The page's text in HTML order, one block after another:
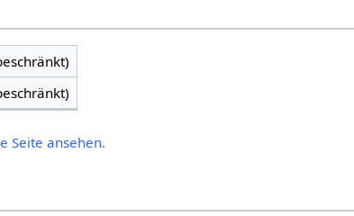
Seite ansehen.